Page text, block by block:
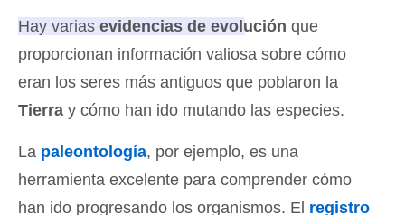
Hay varias evidencias de evolución que
proporcionan información valiosa sobre cómo
eran los seres más antiguos que poblaron la
Tierra y cómo han ido mutando las especies.
La paleontología, por ejemplo, es una
herramienta excelente para comprender cómo
han ido progresando los organismos. El registro